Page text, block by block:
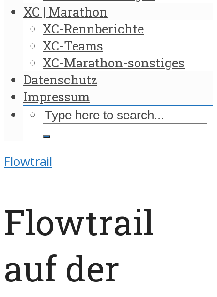
XC | Marathon
XC-Rennberichte
XC-Teams
XC-Marathon-sonstiges
Datenschutz
Impressum
Flowtrail
Flowtrail
auf der